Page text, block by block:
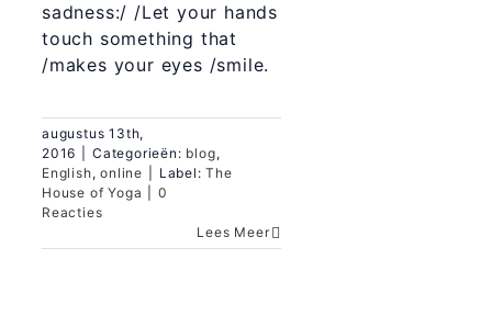
sadness:/ /Let your hands
touch something that
/makes your eyes /smile.
augustus 13th,
2016
Categorieën: blog,
English,online Label:The
House of Yoga
0
Reacties
Lees Meer